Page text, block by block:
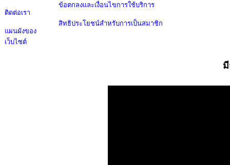
ติดต่อเรา
แผนผังของ
เว็บไซต์
ข้อตกลงและเงื่อนไขการใช้บริการ
สิทธิประโยชน์สำหรับการเป็นสมาชิก